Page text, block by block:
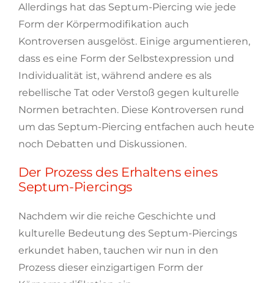
Allerdings hat das Septum-Piercing wie jede
Form der Körpermodifikation auch
Kontroversen ausgelöst. Einige argumentieren,
dass es eine Form der Selbstexpression und
Individualität ist, während andere es als
rebellische Tat oder Verstoß gegen kulturelle
Normen betrachten. Diese Kontroversen rund
um das Septum-Piercing entfachen auch heute
noch Debatten und Diskussionen.
Der Prozess des Erhaltens eines
Septum-Piercings
Nachdem wir die reiche Geschichte und
kulturelle Bedeutung des Septum-Piercings
erkundet haben, tauchen wir nun in den
Prozess dieser einzigartigen Form der